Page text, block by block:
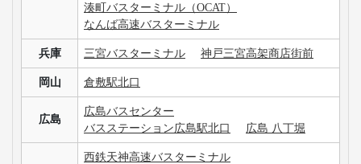
湊町バスターミナル（OCAT）
なんば高速バスターミナル
兵庫 三宮バスターミナル 神戸三宮高架商店街前
岡山 倉敷駅北口
広島
広島バスセンター
バスステーション広島駅北口
広島 八丁堀
西鉄天神高速バスターミナル